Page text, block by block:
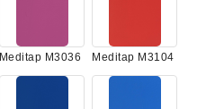
Meditap M3036 Meditap M3104